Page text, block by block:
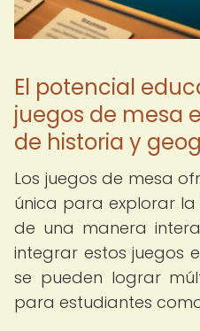
El potencial
juegos de mesa
de historia y
Los juegos de mesa
única para explorar
de una manera
integrar estos juegos
se pueden lograr
para estudiantes